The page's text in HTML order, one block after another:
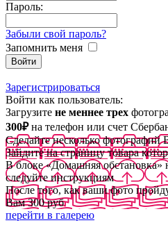
Пароль:
Забыли свой пароль?
Запомнить меня
Зарегистрироваться
Войти как пользователь:
Загрузите не меннее трех
300₽на телефон или счет
Сделайте несколько
Зайдите на страницу товара
В блоке «Домашняя обстановка»
следуйте инструкциям
После того, как ваши фото
Вам 300 руб
перейти в галерею